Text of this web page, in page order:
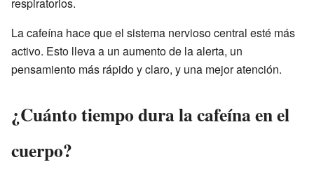
La cafeína hace que el sistema nervioso central esté más
activo. Esto lleva a un aumento de la alerta, un
pensamiento más rápido y claro, y una mejor atención.
¿Cuánto tiempo dura la cafeína en el
cuerpo?